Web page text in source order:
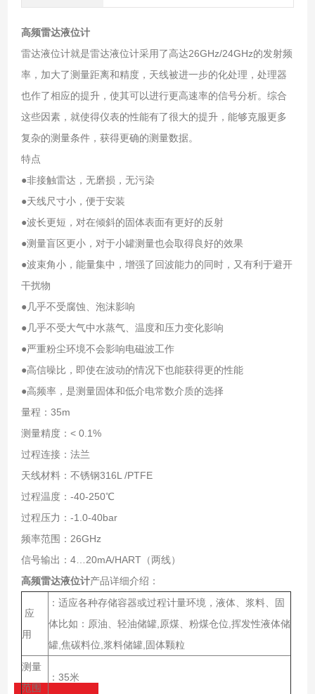
高频雷达液位计
雷达液位计就是雷达液位计采用了高达26GHz/24GHz的发射频
率，加大了测量距离和精度，天线被进一步的化处理，处理器
也作了相应的提升，使其可以进行更高速率的信号分析。综合
这些因素，就使得仪表的性能有了很大的提升，能够克服更多
复杂的测量条件，获得更确的测量数据。
特点
●非接触雷达，无磨损，无污染
●天线尺寸小，便于安装
●波长更短，对在倾斜的固体表面有更好的反射
●测量盲区更小，对于小罐测量也会取得良好的效果
●波束角小，能量集中，增强了回波能力的同时，又有利于避开
干扰物
●几乎不受腐蚀、泡沫影响
●几乎不受大气中水蒸气、温度和压力变化影响
●严重粉尘环境不会影响电磁波工作
●高信噪比，即使在波动的情况下也能获得更的性能
●高频率，是测量固体和低介电常数介质的选择
量程：35m
测量精度：< 0.1%
过程连接：法兰
天线材料：不锈钢316L /PTFE
过程温度：-40-250℃
过程压力：-1.0-40bar
频率范围：26GHz
信号输出：4…20mA/HART（两线）
高频雷达液位计产品详细介绍：
应
用
：适应各种存储容器或过程计量环境，液体、浆料、固
体比如：原油、轻油储罐,原煤、粉煤仓位,挥发性液体储
罐,焦碳料位,浆料储罐,固体颗粒
测量
范围
：35米